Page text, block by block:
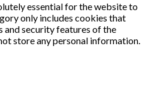
essential for the website to
only includes cookies that
and security features of the
store any personal information.